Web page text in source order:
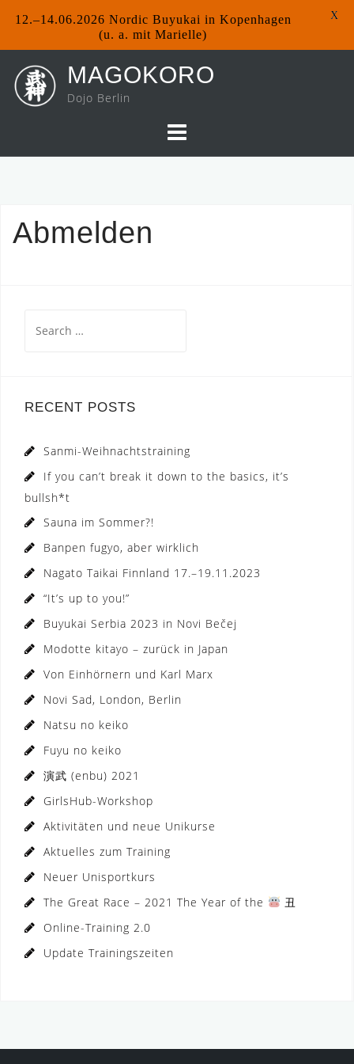
content
MAGOKORO
Dojo Berlin
Abmelden
for:
RECENT POSTS
Sanmi-Weihnachtstraining
If you can’t break it down to the basics, it’s
bullsh*t
Sauna im Sommer?!
Banpen fugyo, aber wirklich
Nagato Taikai Finnland 17.–19.11.2023
“It’s up to you!”
Buyukai Serbia 2023 in Novi Bečej
Modotte kitayo – zurück in Japan
Von Einhörnern und Karl Marx
Novi Sad, London, Berlin
Natsu no keiko
Fuyu no keiko
演武 (enbu) 2021
GirlsHub-Workshop
Aktivitäten und neue Unikurse
Aktuelles zum Training
Neuer Unisportkurs
The Great Race – 2021 The Year of the
丑
Online-Training 2.0
Update Trainingszeiten
12.–14.06.2026 Nordic Buyukai in Kopenhagen
(u. a. mit Marielle)
X